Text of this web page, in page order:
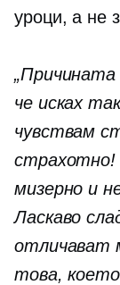
уроци, а не
„Причината
че исках
чувствам
страхотно!
мизерно и
Ласкаво
отличават
това,